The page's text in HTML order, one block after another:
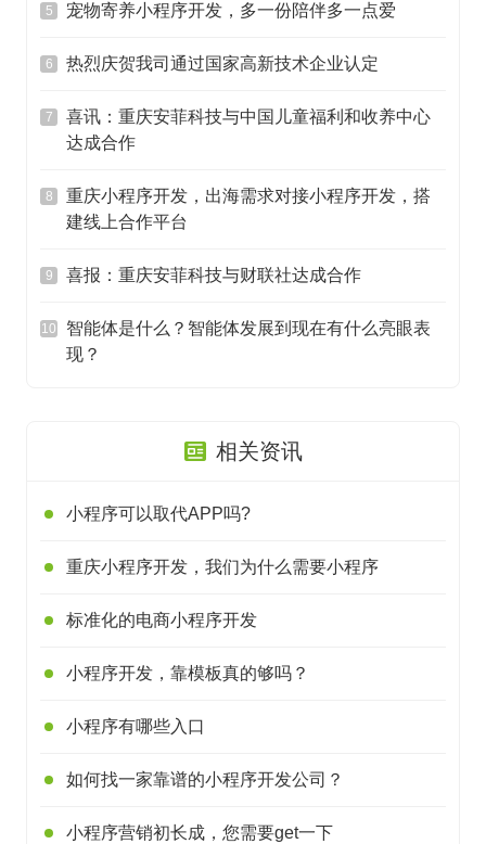
5 宠物寄养小程序开发，多一份陪伴多一点爱
6 热烈庆贺我司通过国家高新技术企业认定
7
喜讯：重庆安菲科技与中国儿童福利和收养中心
达成合作
8
重庆小程序开发，出海需求对接小程序开发，搭
建线上合作平台
9 喜报：重庆安菲科技与财联社达成合作
10
智能体是什么？智能体发展到现在有什么亮眼表
现？
相关资讯
小程序可以取代APP吗?
重庆小程序开发，我们为什么需要小程序
标准化的电商小程序开发
小程序开发，靠模板真的够吗？
小程序有哪些入口
如何找一家靠谱的小程序开发公司？
小程序营销初长成，您需要get一下